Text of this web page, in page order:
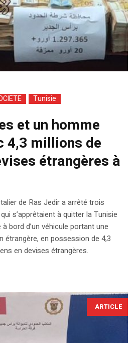
Tunisie
et un homme
4,3 millions de
étrangères à
de Ras Jedir a arrêté trois
s’apprêtaient à quitter la Tunisie
bord d’un véhicule portant une
étrangère, en possession de 4,3
en devises étrangères.
ARTICLE